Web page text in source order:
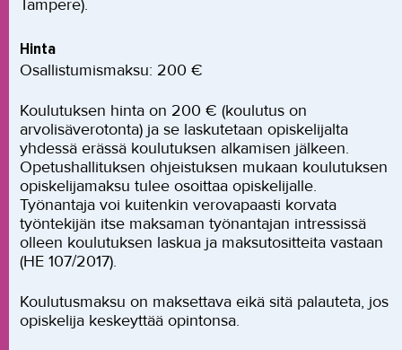
Tampere).
Hinta
Osallistumismaksu: 200 €
Koulutuksen hinta on 200 € (koulutus on
arvolisäverotonta) ja se laskutetaan opiskelijalta
yhdessä erässä koulutuksen alkamisen jälkeen.
Opetushallituksen ohjeistuksen mukaan koulutuksen
opiskelijamaksu tulee osoittaa opiskelijalle.
Työnantaja voi kuitenkin verovapaasti korvata
työntekijän itse maksaman työnantajan intressissä
olleen koulutuksen laskua ja maksutositteita vastaan
(HE 107/2017).
Koulutusmaksu on maksettava eikä sitä palauteta, jos
opiskelija keskeyttää opintonsa.